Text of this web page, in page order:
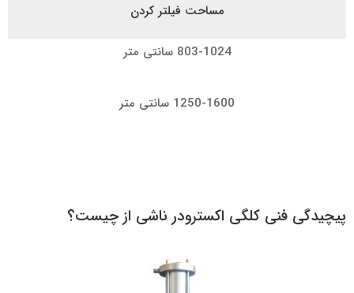
مساحت فیلتر کردن
803-1024 سانتی متر
1250-1600 سانتی متر
پیچیدگی فنی کلگی اکسترودر ناشی از چیست؟